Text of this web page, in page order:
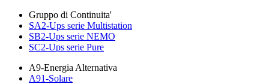
Gruppo di Continuita'
SA2-Ups serie Multistation
SB2-Ups serie NEMO
SC2-Ups serie Pure
A9-Energia Alternativa
A91-Solare